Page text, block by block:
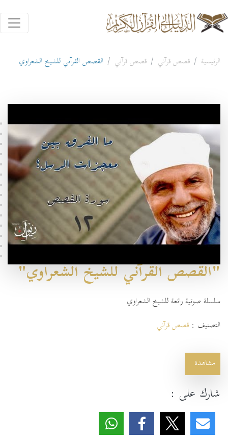
الرئيسية قصص قرآني قصص قرآني القصص القرآني للشيخ الشعراوي
"القصص القرآني للشيخ الشعراوي"
سلسلة صوتية رائعة للشيخ الشعراوي
التصنيف : قصص قرآني
مشاهدة
شارك على :